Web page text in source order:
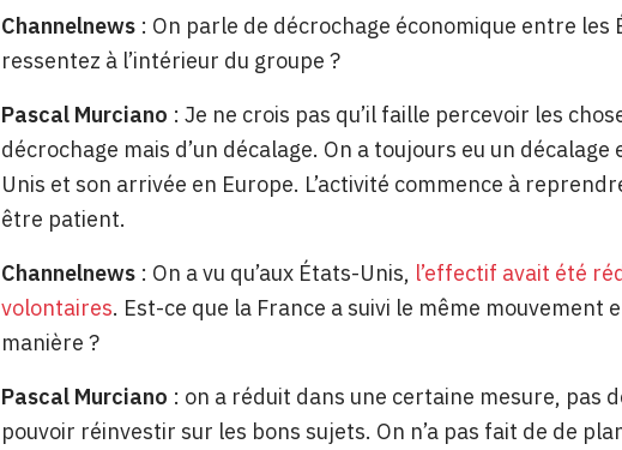
Channelnews : On parle de décrochage économique entre les
ressentez à l’intérieur du groupe ?
Pascal Murciano : Je ne crois pas qu’il faille percevoir les
décrochage mais d’un décalage. On a toujours eu un
Unis et son arrivée en Europe. L’activité commence à
être patient.
Channelnews : On a vu qu’aux États-Unis, l’effectif avait été
volontaires. Est-ce que la France a suivi le même
manière ?
Pascal Murciano : on a réduit dans une certaine mesure, pas
pouvoir réinvestir sur les bons sujets. On n’a pas fait de de